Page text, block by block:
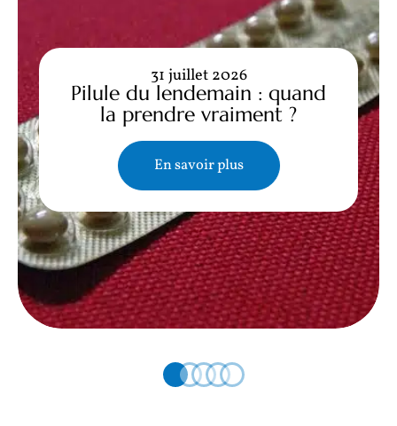
Pilule du lendemain : quand
la prendre vraiment ?
31 juillet 2026
En savoir plus